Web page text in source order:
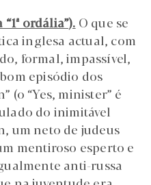
ordália”). O que se
inglesa actual, com
formal, impassível,
episódio dos
(o “Yes, minister” é
do inimitável
um neto de judeus
mentiroso esperto e
anti-russa